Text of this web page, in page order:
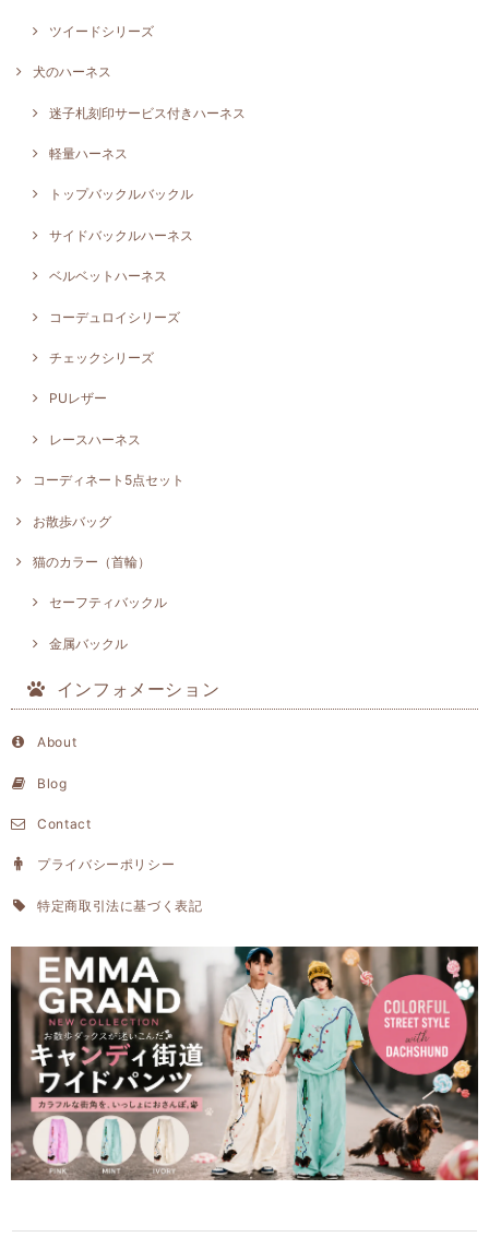
ツイードシリーズ
犬のハーネス
迷子札刻印サービス付きハーネス
軽量ハーネス
トップバックルバックル
サイドバックルハーネス
ベルベットハーネス
コーデュロイシリーズ
チェックシリーズ
PUレザー
レースハーネス
コーディネート5点セット
お散歩バッグ
猫のカラー（首輪）
セーフティバックル
金属バックル
インフォメーション
About
Blog
Contact
プライバシーポリシー
特定商取引法に基づく表記